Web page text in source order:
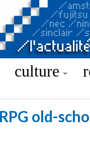
culture
old-